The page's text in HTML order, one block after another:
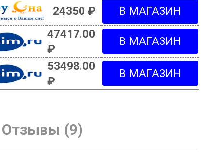
24350 ₽
47417.00
₽
53498.00
₽
Отзывы (9)